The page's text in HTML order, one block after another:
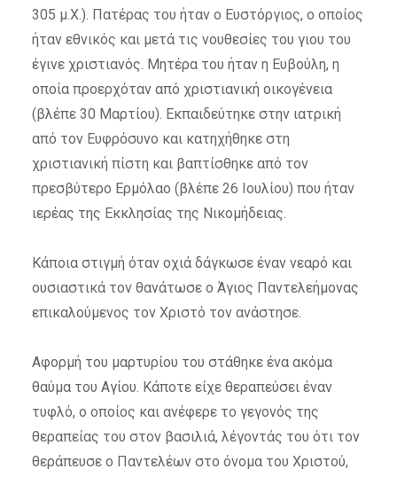
305 μ.Χ.). Πατέρας του ήταν ο Ευστόργιος, ο οποίος
ήταν εθνικός και μετά τις νουθεσίες του γιου του
έγινε χριστιανός. Μητέρα του ήταν η Ευβούλη, η
οποία προερχόταν από χριστιανική οικογένεια
(βλέπε 30 Μαρτίου). Εκπαιδεύτηκε στην ιατρική
από τον Ευφρόσυνο και κατηχήθηκε στη
χριστιανική πίστη και βαπτίσθηκε από τον
πρεσβύτερο Ερμόλαο (βλέπε 26 Ιουλίου) που ήταν
ιερέας της Εκκλησίας της Νικομήδειας.
Κάποια στιγμή όταν οχιά δάγκωσε έναν νεαρό και
ουσιαστικά τον θανάτωσε ο Άγιος Παντελεήμονας
επικαλούμενος τον Χριστό τον ανάστησε.
Αφορμή του μαρτυρίου του στάθηκε ένα ακόμα
θαύμα του Αγίου. Κάποτε είχε θεραπεύσει έναν
τυφλό, ο οποίος και ανέφερε το γεγονός της
θεραπείας του στον βασιλιά, λέγοντάς του ότι τον
θεράπευσε ο Παντελέων στο όνομα του Χριστού,